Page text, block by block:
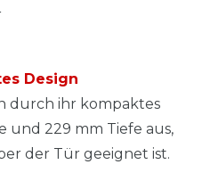
Design
durch ihr kompaktes
und 229 mm Tiefe aus,
der Tür geeignet ist.